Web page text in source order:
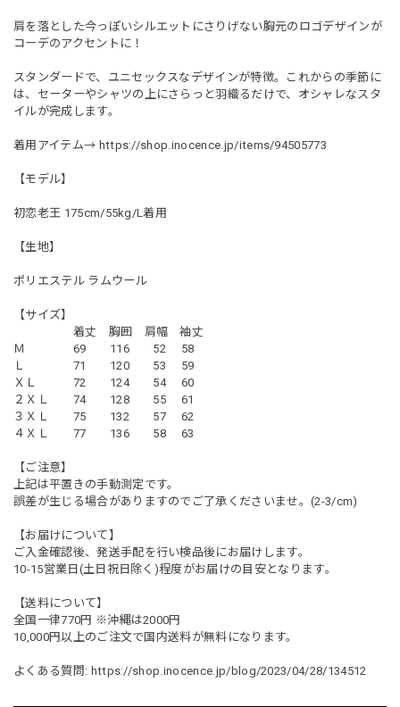
肩を落とした今っぽいシルエットにさりげない胸元のロゴデザインが
コーデのアクセントに！
スタンダードで、ユニセックスなデザインが特徴。これからの季節に
は、セーターやシャツの上にさらっと羽織るだけで、オシャレなスタ
イルが完成します。
着用アイテム→ https://shop.inocence.jp/items/94505773
【モデル】
初恋老王 175cm/55kg/L着用
【生地】
ポリエステル ラムウール
【サイズ】
着丈 胸囲 肩幅 袖丈
Ｍ 69 116 52 58
Ｌ 71 120 53 59
ＸＬ 72 124 54 60
２ＸＬ 74 128 55 61
３ＸＬ 75 132 57 62
４ＸＬ 77 136 58 63
【ご注意】
上記は平置きの手動測定です。
誤差が生じる場合がありますのでご了承くださいませ。(2-3/cm)
【お届けについて】
ご入金確認後、発送手配を行い検品後にお届けします。
10-15営業日(土日祝日除く)程度がお届けの目安となります。
【送料について】
全国一律770円 ※沖縄は2000円
10,000円以上のご注文で国内送料が無料になります。
よくある質問: https://shop.inocence.jp/blog/2023/04/28/134512